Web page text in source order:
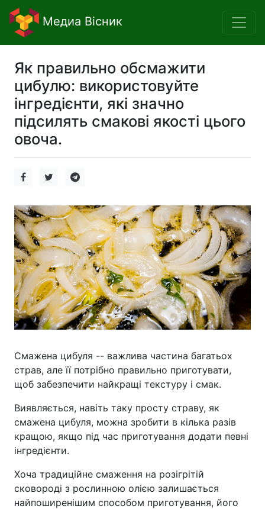
Медиа Вісник
Як правильно обсмажити
цибулю: використовуйте
інгредієнти, які значно
підсилять смакові якості цього
овоча.
Смажена цибуля -- важлива частина багатьох
страв, але її потрібно правильно приготувати,
щоб забезпечити найкращі текстуру і смак.
Виявляється, навіть таку просту страву, як
смажена цибуля, можна зробити в кілька разів
кращою, якщо під час приготування додати певні
інгредієнти.
Хоча традиційне смаження на розігрітій
сковороді з рослинною олією залишається
найпоширенішим способом приготування, його